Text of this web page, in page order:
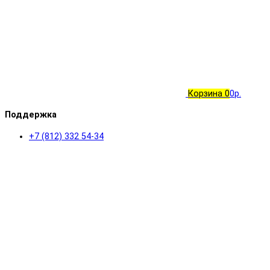
Корзина 00р.
Поддержка
+7 (812) 332 54-34